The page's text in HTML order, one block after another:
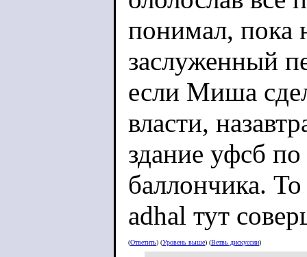
понимал, пока
заслуженный
если Миша
власти,
здание уфсб
баллончика.
adhal тут
(Ответить) (Уровень выше) (Ветвь дискуссии)